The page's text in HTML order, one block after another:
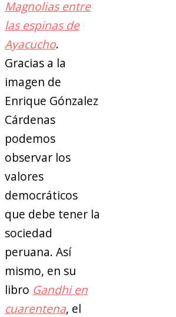
Magnolias entre
las espinas de
Ayacucho.
Gracias a la
imagen de
Enrique Gónzalez
Cárdenas
podemos
observar los
valores
democráticos
que debe tener la
sociedad
peruana. Así
mismo, en su
libro Gandhi en
cuarentena, el